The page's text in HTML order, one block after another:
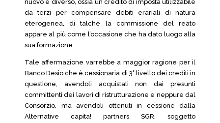
nuovo e diverso, ossia un credito di imposta utilizzabile
da terzi per compensare debiti erariali di natura
eterogenea, di talché la commissione del reato
appare al più come l’occasione che ha dato luogo alla
sua formazione.
Tale affermazione varrebbe a maggior ragione per il
Banco Desio che è cessionaria di 3° livello dei crediti in
questione, avendoli acquistati non dai presunti
committenti dei lavori di ristrutturazione e neppure dal
Consorzio, ma avendoli ottenuti in cessione dalla
Alternative capita! partners SGR, soggetto